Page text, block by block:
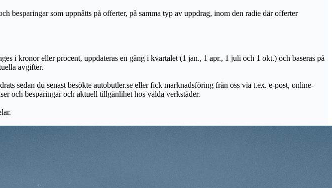
som uppnåtts på offerter, på samma typ av uppdrag, inom den radie där offerter
i kronor eller procent, uppdateras en gång i kvartalet (1 jan., 1 apr., 1 juli och 1 okt.) och baseras på
avgifter.
sedan du senast besökte autobutler.se eller fick marknadsföring från oss via t.ex. e-post, online-
och besparingar och aktuell tillgänlihet hos valda verkstäder.